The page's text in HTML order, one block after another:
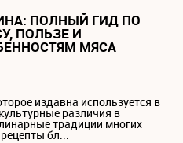
ПОЛНЫЙ ГИД ПО
ПОЛЬЗЕ И
МЯСА
издавна используется в
различия в
традиции многих
бл...